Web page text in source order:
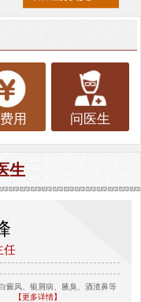
用 问医生
生
任
癜风、银屑病、腋臭、酒渣鼻等
【更多详情】